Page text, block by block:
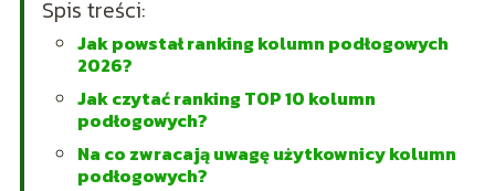
Spis treści:
Jak powstał ranking kolumn podłogowych
2026?
Jak czytać ranking TOP 10 kolumn
podłogowych?
Na co zwracają uwagę użytkownicy kolumn
podłogowych?